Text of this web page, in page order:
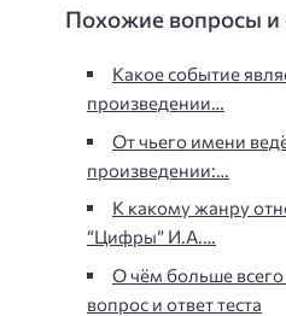
Похожие вопросы и
Какое событие
произведении…
От чьего имени
произведении:…
К какому жанру
“Цифры” И.А.…
О чём больше
вопрос и ответ теста